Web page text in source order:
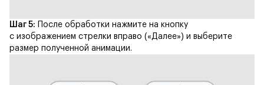
Шаг 5: После обработки нажмите на кнопку
с изображением стрелки вправо («Далее») и выберите
размер полученной анимации.